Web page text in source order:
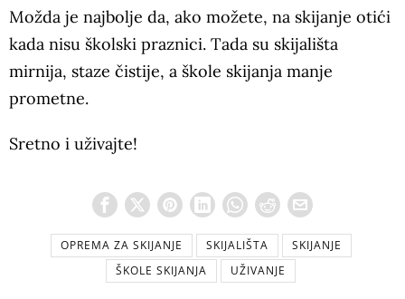
Možda je najbolje da, ako možete, na skijanje otići
kada nisu školski praznici. Tada su skijališta
mirnija, staze čistije, a škole skijanja manje
prometne.
Sretno i uživajte!
OPREMA ZA SKIJANJE SKIJALIŠTA
SKIJANJE
ŠKOLE SKIJANJA
UŽIVANJE